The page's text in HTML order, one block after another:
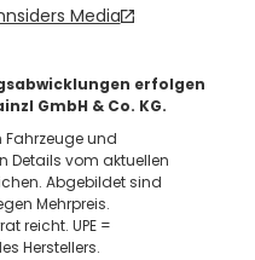
Media
erfolgen
GmbH & Co. KG.
Fahrzeuge und
Details vom aktuellen
Abgebildet sind
Mehrpreis.
reicht. UPE =
Herstellers.